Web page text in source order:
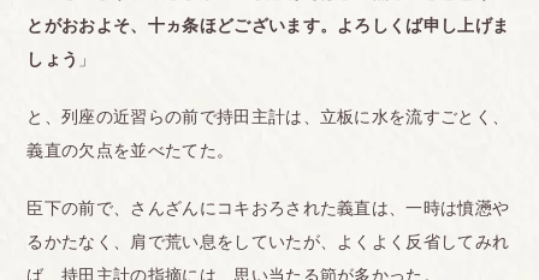
とがおおよそ、十ヵ条ほどございます。よろしくば申し上げま
しょう 」
と、列座の近習らの前で持田主計は、立板に水を流すごとく、
義直の欠点を並べたてた。
臣下の前で、さんざんにコキおろされた義直は、一時は憤懣や
るかたなく、肩で荒い息をしていたが、よくよく反省してみれ
ば、持田主計の指摘には、思い当たる節が多かった。